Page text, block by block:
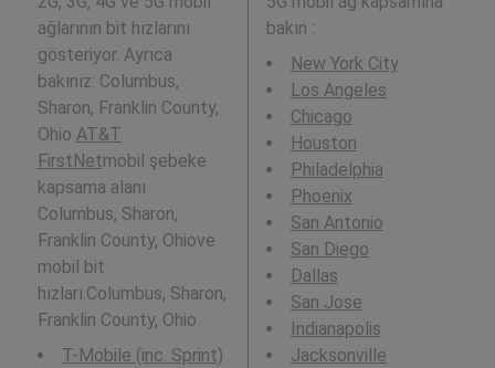
ağlarının bit hızlarını
gösteriyor. Ayrıca
bakınız: Columbus,
Sharon, Franklin County,
Ohio AT&T
FirstNetmobil şebeke
kapsama alanı
Columbus, Sharon,
Franklin County, Ohiove
mobil bit
hızları.Columbus, Sharon,
Franklin County, Ohio
T-Mobile (inc. Sprint)
bakın :
New York City
Los Angeles
Chicago
Houston
Philadelphia
Phoenix
San Antonio
San Diego
Dallas
San Jose
Indianapolis
Jacksonville